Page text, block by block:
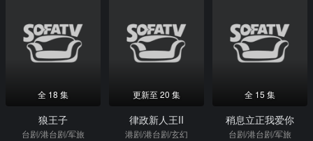
全 18 集
狼王子
台剧/港台剧/军旅
更新至 20 集
律政新人王II
港剧/港台剧/玄幻
全 15 集
稍息立正我爱你
台剧/港台剧/军旅